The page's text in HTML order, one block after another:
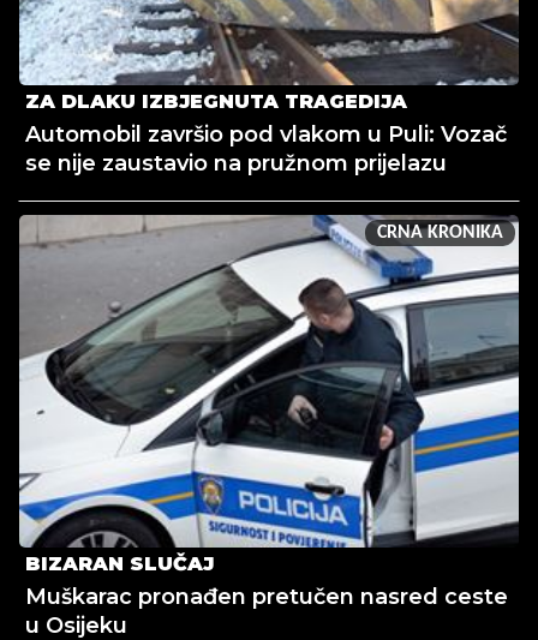
ZA DLAKU IZBJEGNUTA TRAGEDIJA
Automobil završio pod vlakom u Puli: Vozač
se nije zaustavio na pružnom prijelazu
CRNA KRONIKA
BIZARAN SLUČAJ
Muškarac pronađen pretučen nasred ceste
u Osijeku